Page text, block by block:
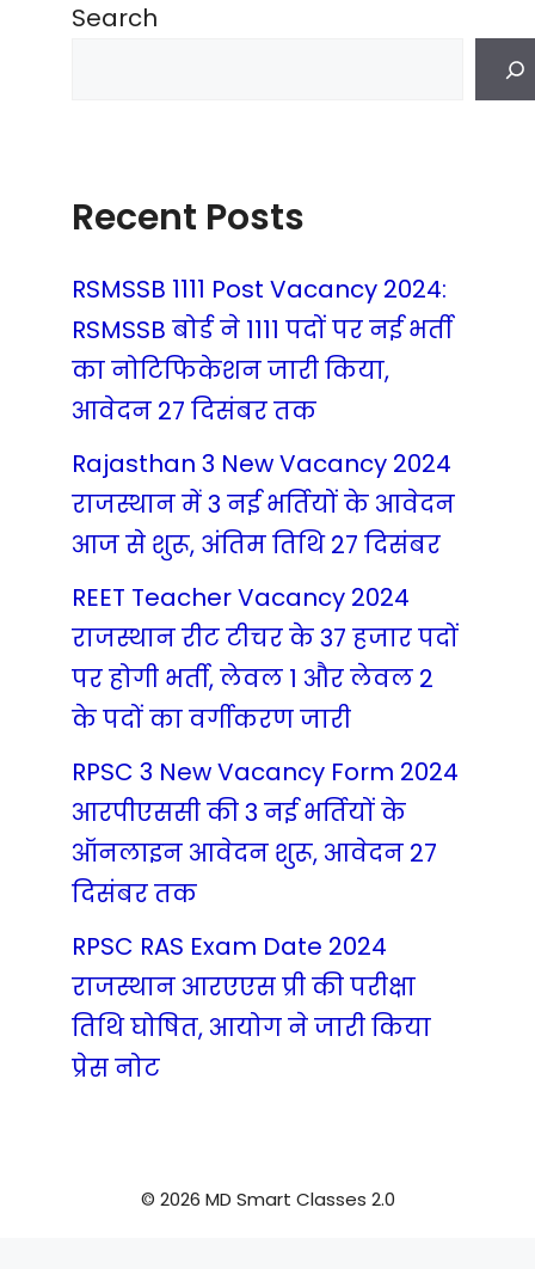
Search
Recent Posts
RSMSSB 1111 Post Vacancy 2024:
RSMSSB बोर्ड ने 1111 पदों पर नई भर्ती
का नोटिफिकेशन जारी किया,
आवेदन 27 दिसंबर तक
Rajasthan 3 New Vacancy 2024
राजस्थान में 3 नई भर्तियों के आवेदन
आज से शुरू, अंतिम तिथि 27 दिसंबर
REET Teacher Vacancy 2024
राजस्थान रीट टीचर के 37 हजार पदों
पर होगी भर्ती, लेवल 1 और लेवल 2
के पदों का वर्गीकरण जारी
RPSC 3 New Vacancy Form 2024
आरपीएससी की 3 नई भर्तियों के
ऑनलाइन आवेदन शुरू, आवेदन 27
दिसंबर तक
RPSC RAS Exam Date 2024
राजस्थान आरएएस प्री की परीक्षा
तिथि घोषित, आयोग ने जारी किया
प्रेस नोट
© 2026 MD Smart Classes 2.0